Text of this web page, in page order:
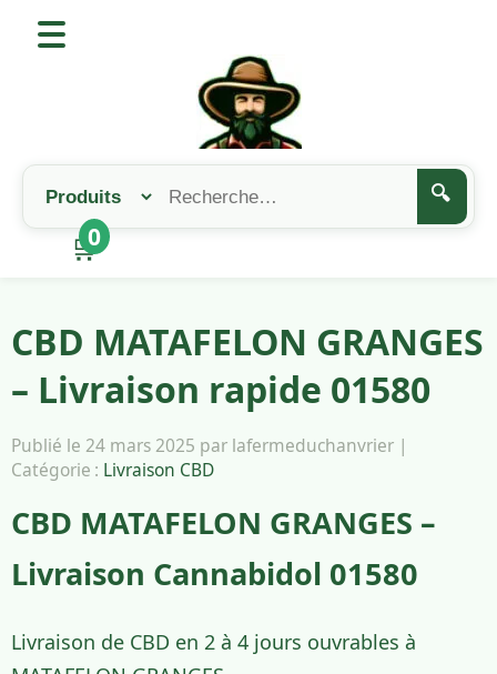
🔍
🛒
0
CBD MATAFELON GRANGES
– Livraison rapide 01580
Publié le 24 mars 2025 par lafermeduchanvrier |
Catégorie : Livraison CBD
CBD MATAFELON GRANGES –
Livraison Cannabidol 01580
Livraison de CBD en 2 à 4 jours ouvrables à